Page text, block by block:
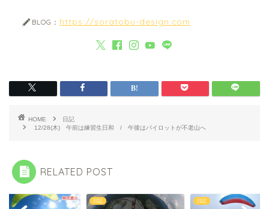
BLOG： https://soratobu-design.com
HOME
日記
12/28(木) 午前は練習生日和 / 午後はパイロットが不老山へ
RELATED POST
日記 日記